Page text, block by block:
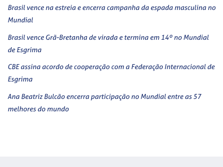
Brasil vence na estreia e encerra campanha da espada masculina no
Mundial
Brasil vence Grã-Bretanha de virada e termina em 14º no Mundial
de Esgrima
CBE assina acordo de cooperação com a Federação Internacional de
Esgrima
Ana Beatriz Bulcão encerra participação no Mundial entre as 57
melhores do mundo